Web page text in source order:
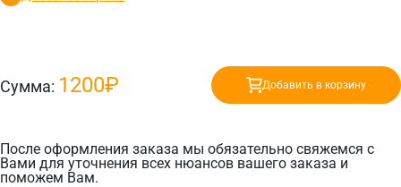
После оформления заказа мы обязательно свяжемся с
Вами для уточнения всех нюансов вашего заказа и
поможем Вам.
Сумма: 1200₽ Добавить в корзину